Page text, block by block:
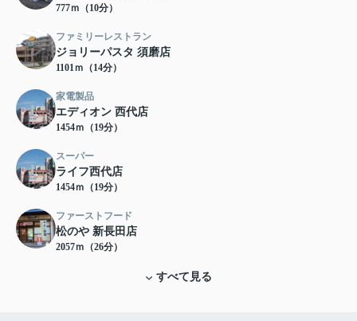
777ｍ（10分）
ファミリーレストラン
ジョリーパスタ 須磨店
1101ｍ（14分）
家電製品
エディオン 西代店
1454ｍ（19分）
スーパー
ライフ西代店
1454ｍ（19分）
ファーストフード
松のや 新長田店
2057ｍ（26分）
すべて見る